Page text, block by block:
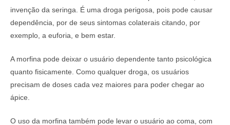
invenção da seringa. É uma droga perigosa, pois pode causar
dependência, por de seus sintomas colaterais citando, por
exemplo, a euforia, e bem estar.
A morfina pode deixar o usuário dependente tanto psicológica
quanto fisicamente. Como qualquer droga, os usuários
precisam de doses cada vez maiores para poder chegar ao
ápice.
O uso da morfina também pode levar o usuário ao coma, com